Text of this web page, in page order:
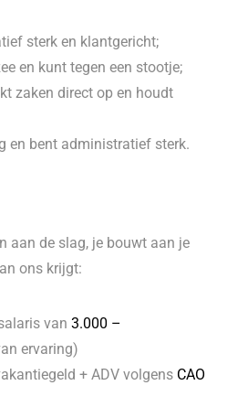
sterk en klantgericht;
en kunt tegen een stootje;
zaken direct op en houdt
en bent administratief sterk.
aan de slag, je bouwt aan je
ons krijgt:
van3.000 –
ervaring)
+ ADV volgens CAO